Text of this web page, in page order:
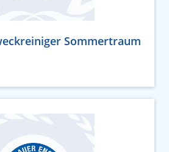
Sommertraum